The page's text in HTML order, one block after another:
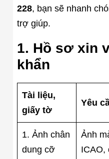
228, bạn sẽ nhanh
trợ giúp.
1. Hồ sơ xin
khẩn
Tài liệu,
giấy tờ
Yêu
1. Ảnh chân
dung cỡ
Ảnh
ICAO,